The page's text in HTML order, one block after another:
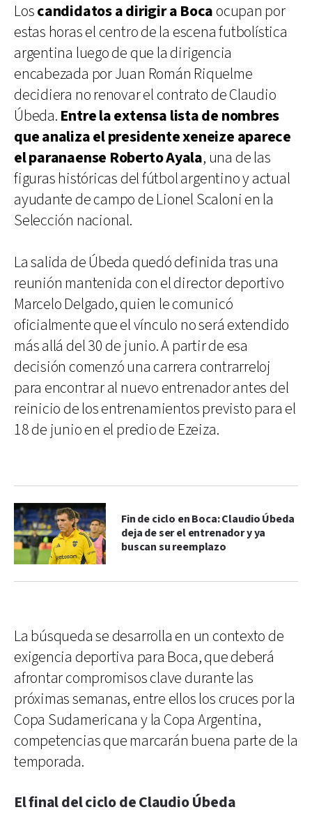
Loscandidatos a dirigir a Boca ocupan por
estas horas el centro de la escena futbolística
argentina luego de que la dirigencia
encabezada por Juan Román Riquelme
decidiera no renovar el contrato de Claudio
Úbeda. Entre la extensa lista de nombres
que analiza el presidente xeneize aparece
el paranaense Roberto Ayala, una de las
figuras históricas del fútbol argentino y actual
ayudante de campo de Lionel Scaloni en la
Selección nacional.
La salida de Úbeda quedó definida tras una
reunión mantenida con el director deportivo
Marcelo Delgado, quien le comunicó
oficialmente que el vínculo no será extendido
más allá del 30 de junio. A partir de esa
decisión comenzó una carrera contrarreloj
para encontrar al nuevo entrenador antes del
reinicio de los entrenamientos previsto para el
18 de junio en el predio de Ezeiza.
Fin de ciclo en Boca: Claudio Úbeda
deja de ser el entrenador y ya
buscan su reemplazo
La búsqueda se desarrolla en un contexto de
exigencia deportiva para Boca, que deberá
afrontar compromisos clave durante las
próximas semanas, entre ellos los cruces por la
Copa Sudamericana y la Copa Argentina,
competencias que marcarán buena parte de la
temporada.
El final del ciclo de Claudio Úbeda